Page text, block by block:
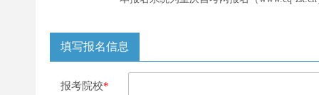
填写报名信息
报考院校*